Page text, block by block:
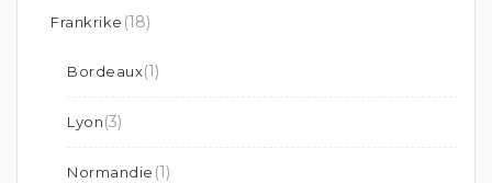
Frankrike (18)
Bordeaux(1)
Lyon(3)
Normandie (1)